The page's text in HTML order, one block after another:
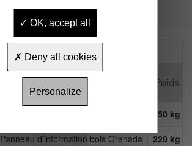
Désignation Poids
250 kg
Panneau d'information bois Grenada 220 kg
OK, accept all
Deny all cookies
Personalize